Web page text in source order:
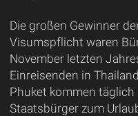
Die großen Gewinner
Visumspflicht waren
November letzten
Einreisenden in
Phuket kommen
Staatsbürger zum